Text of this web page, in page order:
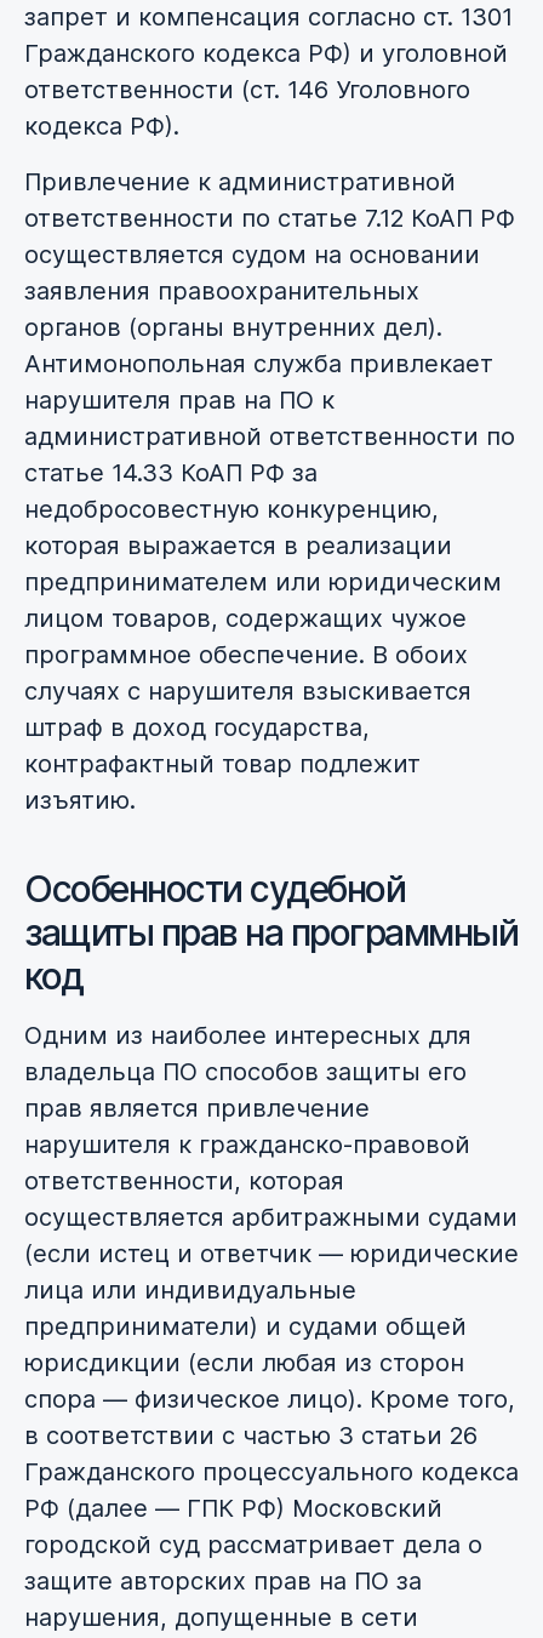
запрет и компенсация согласно ст. 1301
Гражданского кодекса РФ) и уголовной
ответственности (ст. 146 Уголовного
кодекса РФ).
Привлечение к административной
ответственности по статье 7.12 КоАП РФ
осуществляется судом на основании
заявления правоохранительных
органов (органы внутренних дел).
Антимонопольная служба привлекает
нарушителя прав на ПО к
административной ответственности по
статье 14.33 КоАП РФ за
недобросовестную конкуренцию,
которая выражается в реализации
предпринимателем или юридическим
лицом товаров, содержащих чужое
программное обеспечение. В обоих
случаях с нарушителя взыскивается
штраф в доход государства,
контрафактный товар подлежит
изъятию.
Особенности судебной
защиты прав на программный
код
Одним из наиболее интересных для
владельца ПО способов защиты его
прав является привлечение
нарушителя к гражданско-правовой
ответственности, которая
осуществляется арбитражными судами
(если истец и ответчик — юридические
лица или индивидуальные
предприниматели) и судами общей
юрисдикции (если любая из сторон
спора — физическое лицо). Кроме того,
в соответствии с частью 3 статьи 26
Гражданского процессуального кодекса
РФ (далее — ГПК РФ) Московский
городской суд рассматривает дела о
защите авторских прав на ПО за
нарушения, допущенные в сети